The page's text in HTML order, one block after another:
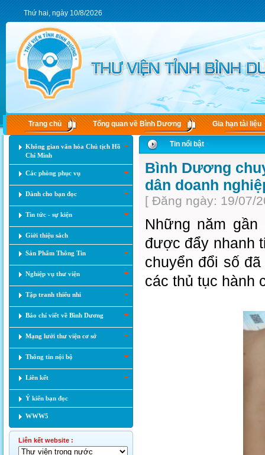
Thứ hai, ngày 10/8/2026
Trang chủ Tổng quan về Bình Dương Gia hạn tài liệu
Không gian văn hóa Chủ tịch Hồ
Chí Minh
Các phòng phục vụ
Dành cho bạn đọc
Tin tức - sự kiện
Giới thiệu sách
Sản Phẩm Thông Tin
Nghiệp vụ thư viện
Tập tranh thiếu nhi
Báo chí viết về Bình Dương
Mạng lưới thư viện cơ sở
Thông tin nội bộ
Liên kết
Ý kiến bạn đọc
WWW5
Liên kết website :
Tin nổi bật
Bình Dương
dân doanh
[ Đăng ngày: 19/07/
Những năm
được đẩy nhanh
chuyển đổi số
các thủ tục hành